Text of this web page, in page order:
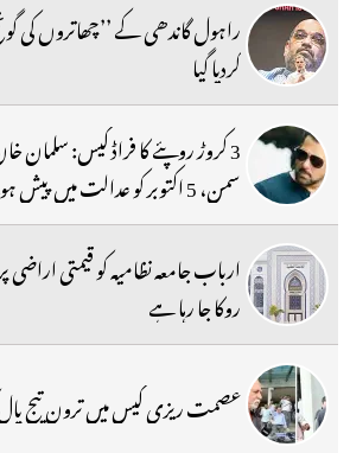
راہول گاندھی کے ’’چھاتروں کی
کردیا گیا
3 کروڑ روپئے کا فراڈ کیس: سلمان
سمن، 5 اکتوبر کو عدالت میں پیش ہونے کا حکم
ارباب جامعہ نظامیہ کو قیمتی
روکا جا رہا ہے
عصمت ریزی کیس میں ترون تیج پال کو 10